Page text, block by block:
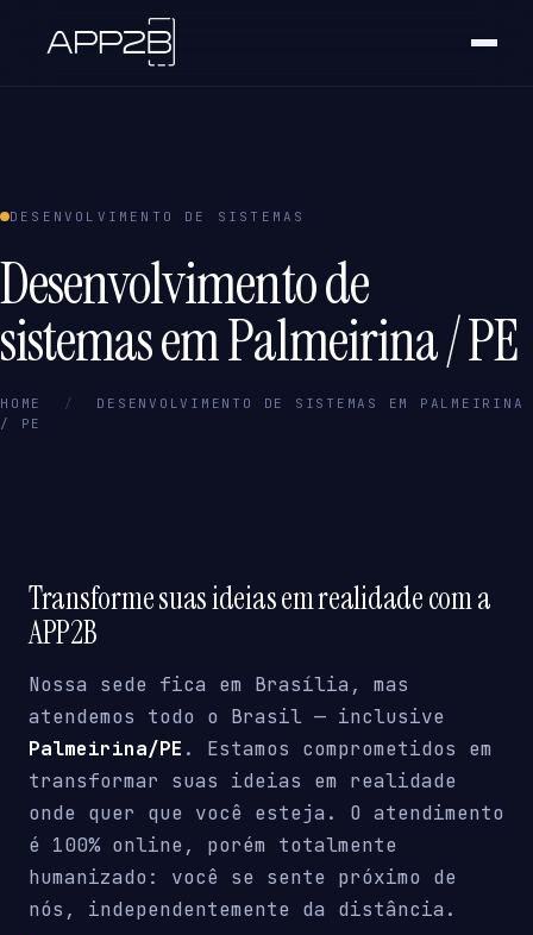
DESENVOLVIMENTO DE SISTEMAS
Desenvolvimento de
sistemas em Palmeirina / PE
HOME /
DESENVOLVIMENTO DE SISTEMAS EM PALMEIRINA
/ PE
Transforme suas ideias em realidade com a
APP2B
Nossa sede fica em Brasília, mas
atendemos todo o Brasil — inclusive
Palmeirina/PE . Estamos comprometidos em
transformar suas ideias em realidade
onde quer que você esteja. O atendimento
é 100% online, porém totalmente
humanizado: você se sente próximo de
nós, independentemente da distância.